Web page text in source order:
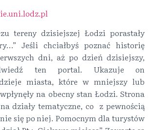
tereny dzisiejszej Łodzi porastały
Jeśli chciałbyś poznać historię
dni, aż po dzień dzisiejszy,
ten portal. Ukazuje on
miasta, które w mniejszy lub
na obecny stan Łodzi. Strona
działy tematyczne, co z pewnością
się po niej. Pomocnym dla turystów